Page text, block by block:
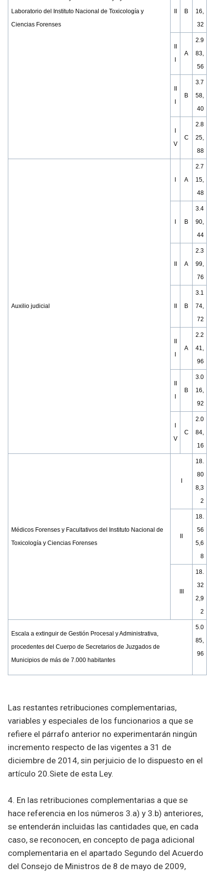
Laboratorio del Instituto Nacional de Toxicología y
Ciencias Forenses
B
16,
32
A
2.9
83,
56
B
3.7
58,
40
V
C
2.8
25,
88
Auxilio judicial
A
2.7
15,
48
B
3.4
90,
44
A
2.3
99,
76
B
3.1
74,
72
A
2.2
41,
96
B
3.0
16,
92
V
C
2.0
84,
16
Médicos Forenses y Facultativos del Instituto Nacional de
Toxicología y Ciencias Forenses
18.
80
8,3
2
18.
56
5,6
8
18.
32
2,9
2
Escala a extinguir de Gestión Procesal y Administrativa,
procedentes del Cuerpo de Secretarios de Juzgados de
Municipios de más de 7.000 habitantes
5.0
85,
96
Las restantes retribuciones complementarias,
variables y especiales de los funcionarios a que se
refiere el párrafo anterior no experimentarán ningún
incremento respecto de las vigentes a 31 de
diciembre de 2014, sin perjuicio de lo dispuesto en el
artículo 20.Siete de esta Ley.
4. En las retribuciones complementarias a que se
hace referencia en los números 3.a) y 3.b) anteriores,
se entenderán incluidas las cantidades que, en cada
caso, se reconocen, en concepto de paga adicional
complementaria en el apartado Segundo del Acuerdo
del Consejo de Ministros de 8 de mayo de 2009,